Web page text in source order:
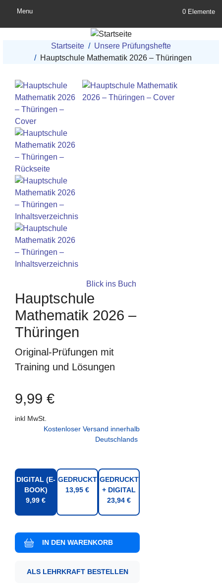
Menu 0 Elemente
Pfadnavigation
Startseite
Unsere Prüfungshefte
Hauptschule Mathematik 2026 – Thüringen
Blick ins Buch
Hauptschule
Mathematik 2026 –
Thüringen
Original-Prüfungen mit
Training und Lösungen
9,99 €
inkl MwSt.
Kostenloser Versand innerhalb
Deutschlands
DIGITAL (E-
BOOK)
9,99 €
GEDRUCKT
13,95 €
GEDRUCKT
+ DIGITAL
23,94 €
ALS LEHRKRAFT BESTELLEN